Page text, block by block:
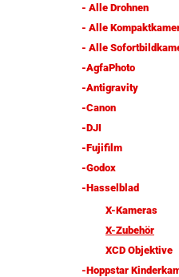
- Alle Drohnen
- Alle
- Alle
-AgfaPhoto
-Antigravity
-Canon
-DJI
-Fujifilm
-Godox
-Hasselblad
X-Kameras
X-Zubehör
XCD Objektive
-Hoppstar